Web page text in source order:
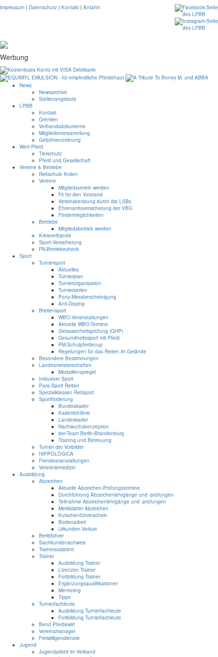
Impressum | Datenschutz | Kontakt | Anfahrt
Werbung
News
Newsarchive
Stellenangebote
LPBB
Kontakt
Gremien
Verbandsdokumente
Mitgliederversammlung
Gebührenordnung
Wert Pferd
Tierschutz
Pferd und Gesellschaft
Vereine & Betriebe
Reitschule finden
Vereine
Mitgliedsverein werden
Fit für den Vorstand
Vereinsberatung durch die LSBs
Ehrenamtsversicherung der VBG
Fördermöglichkeiten
Betriebe
Mitgliedsbetrieb werden
Kreisverbände
Sport-Versicherung
FN-Betriebecheck
Sport
Turniersport
Aktuelles
Turnierplan
Turnierorganisation
Turnierserien
Pony-Messbescheinigung
Anti-Doping
Breitensport
WBO-Veranstaltungen
Aktuelle WBO-Termine
Gelassenheitsprüfung (GHP)
Gesundheitssport mit Pferd
PM-Schulpferdecup
Regelungen für das Reiten im Gelände
Besondere Bestimmungen
Landesmeisterschaften
Medaillenspiegel
Inklusiver Sport
Para-Sport Reiten
Spezialklassen Reitsport
Sportförderung
Bundeskader
Kaderrichtlinie
Landeskader
Nachwuchskonzeption
8er-Team Berlin-Brandenburg
Training und Betreuung
Turnier der Vorbilder
HIPPOLOGICA
Fremdveranstaltungen
Veterinärmedizin
Ausbildung
Abzeichen
Aktuelle Abzeichen-Prüfungstermine
Durchführung Abzeichenlehrgänge und -prüfungen
Teilnahme Abzeichenlehrgänge und -prüfungen
Merkblätter Abzeichen
Kutschenführerschein
Bodenarbeit
Urkunden-Verlust
Berittführer
Sachkundenachweis
Trainerassistent
Trainer
Ausbildung Trainer
Lizenzen Trainer
Fortbildung Trainer
Ergänzungsqualifikationen
Mentoring
Tipps
Turnierfachleute
Ausbildung Turnierfachleute
Fortbildung Turnierfachleute
Beruf Pferdewirt
Vereinsmanager
Freiwilligendienste
Jugend
Jugendarbeit im Verband